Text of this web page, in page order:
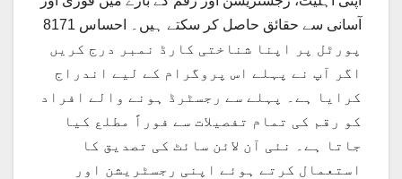
آسانی سے حقائق حاصل کر سکتے ہیں۔ احساس 8171
پورٹل پر اپنا شناختی کارڈ نمبر درج کریں
اگر آپ نے پہلے اس پروگرام کے لیے اندراج
کرایا ہے۔ پہلے سے رجسٹرڈ ہونے والے افراد
کو رقم کی تمام تفصیلات سے فوراً مطلع کیا
جاتا ہے۔ نئی آن لائن سائٹ کی تصدیق کا
استعمال کرتے ہوئے اپنی رجسٹریشن اور